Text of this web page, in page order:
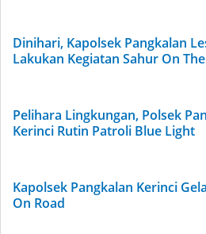
Dinihari, Kapolsek Pangkalan
Lakukan Kegiatan Sahur On
Pelihara Lingkungan, Polsek
Kerinci Rutin Patroli Blue Light
Kapolsek Pangkalan Kerinci
On Road